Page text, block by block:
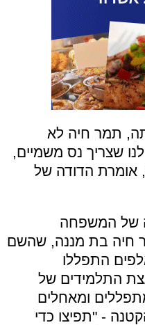
תמר חיה לא
שצריך נס משמיים,
אומרת הדודה של
של המשפחה
חיה בת מננה, שהשם
התפללו
התלמידים של
ומאחלים
- "תפיצו כדי